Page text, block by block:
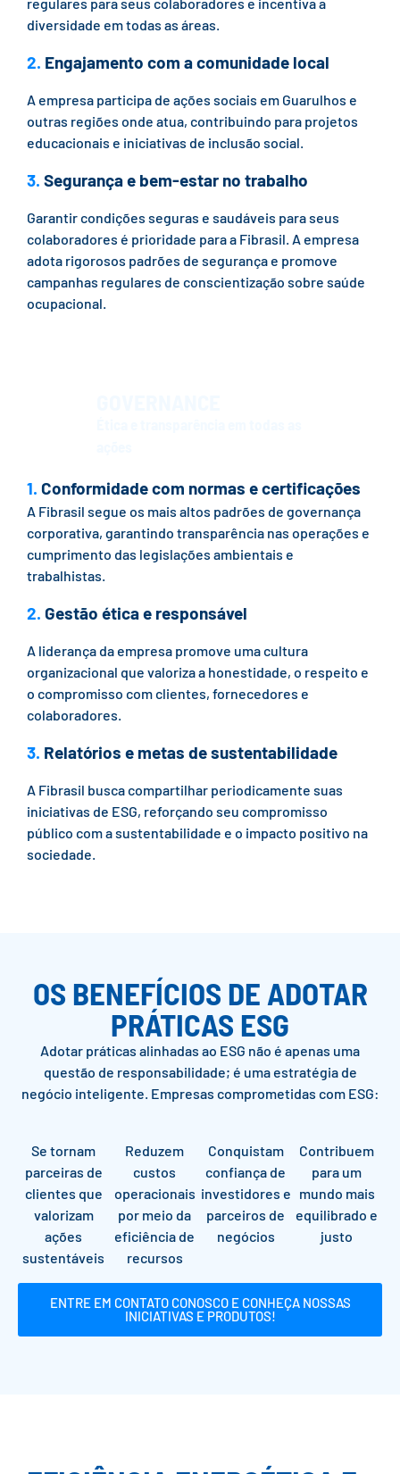
diversidade em todas as áreas.
2. Engajamento com a comunidade local
A empresa participa de ações sociais em Guarulhos e
outras regiões onde atua, contribuindo para projetos
educacionais e iniciativas de inclusão social.
3. Segurança e bem-estar no trabalho
Garantir condições seguras e saudáveis para seus
colaboradores é prioridade para a Fibrasil. A empresa
adota rigorosos padrões de segurança e promove
campanhas regulares de conscientização sobre saúde
ocupacional.
1. Conformidade com normas e certificações
A Fibrasil segue os mais altos padrões de governança
corporativa, garantindo transparência nas operações e
cumprimento das legislações ambientais e
trabalhistas.
2. Gestão ética e responsável
A liderança da empresa promove uma cultura
organizacional que valoriza a honestidade, o respeito e
o compromisso com clientes, fornecedores e
colaboradores.
3. Relatórios e metas de sustentabilidade
A Fibrasil busca compartilhar periodicamente suas
iniciativas de ESG, reforçando seu compromisso
público com a sustentabilidade e o impacto positivo na
sociedade.
OS BENEFÍCIOS DE ADOTAR
PRÁTICAS ESG
Adotar práticas alinhadas ao ESG não é apenas uma
questão de responsabilidade; é uma estratégia de
negócio inteligente. Empresas comprometidas com ESG:
Se tornam
parceiras de
clientes que
valorizam
ações
sustentáveis
Reduzem
custos
operacionais
por meio da
eficiência de
recursos
Conquistam
confiança de
investidores e
parceiros de
negócios
Contribuem
para um
mundo mais
equilibrado e
justo
ENTRE EM CONTATO CONOSCO E CONHEÇA NOSSAS
INICIATIVAS E PRODUTOS!